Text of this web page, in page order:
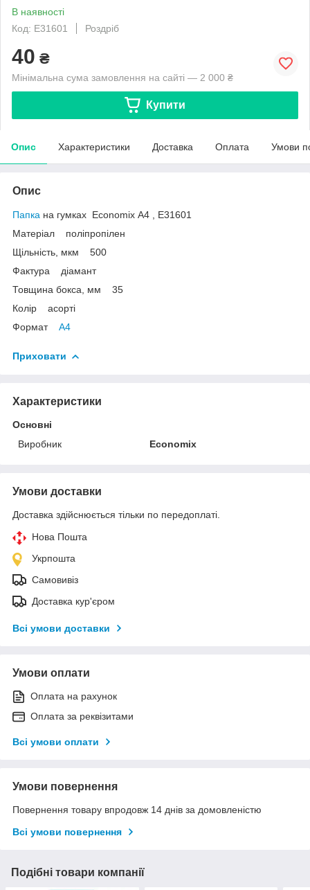
В наявності
Код: Е31601
Роздріб
40 ₴
Мінімальна сума замовлення на сайті — 2 000 ₴
Купити
Опис Характеристики Доставка Оплата Умови
Опис
Папка на гумках Economix А4 , Е31601
Матеріал поліпропілен
Щільність, мкм 500
Фактура діамант
Товщина бокса, мм 35
Колір асорті
Формат A4
Приховати
Характеристики
Основні
Виробник
Economix
Умови доставки
Доставка здійснюється тільки по передоплаті.
Нова Пошта
Укрпошта
Самовивіз
Доставка кур'єром
Всі умови доставки
Умови оплати
Оплата на рахунок
Оплата за реквізитами
Всі умови оплати
Умови повернення
Повернення товару впродовж 14 днів за домовленістю
Всі умови повернення
Подібні товари компанії